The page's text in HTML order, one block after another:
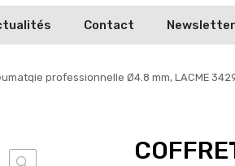
Contact Newsletter
professionnelle Ø4.8 mm, LACME